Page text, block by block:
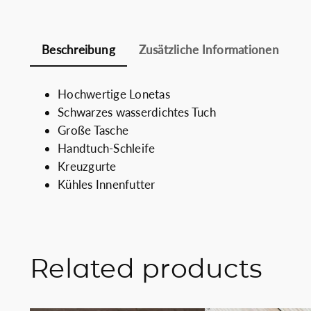
Beschreibung Zusätzliche Informationen
Hochwertige Lonetas
Schwarzes wasserdichtes Tuch
Große Tasche
Handtuch-Schleife
Kreuzgurte
Kühles Innenfutter
Related products